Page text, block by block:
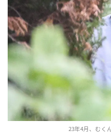
23年4月、むく